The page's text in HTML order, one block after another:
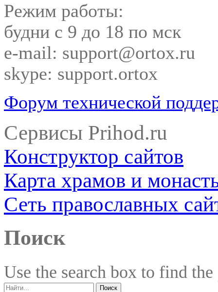
Режим работы:
будни с 9 до 18 по мск
e-mail: support@ortox.ru
skype: support.ortox
Форум технической
Сервисы Prihod.ru
Конструктор сайтов
Карта храмов и
Сеть православных
Поиск
Use the search box to find